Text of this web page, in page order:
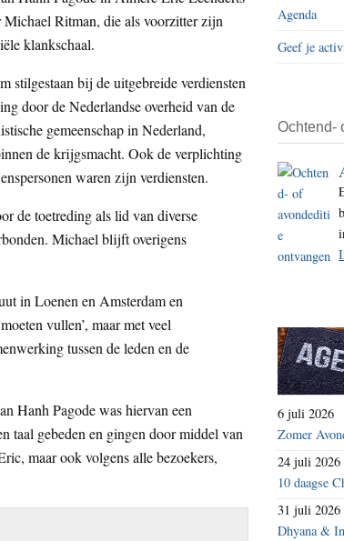
i
t
e
Ritman, die als voorzitter zijn
klankschaal.
bij de uitgebreide verdiensten
door de Nederlandse overheid van de
gemeenschap in Nederland,
de krijgsmacht. Ook de verplichting
waren zijn verdiensten.
de toetreding als lid van diverse
Michael blijft overigens
in Loenen en Amsterdam en
vullen’, maar met veel
tussen de leden en de
Hanh Pagode was hiervan een
taal gebeden en gingen door middel van
maar ook volgens alle bezoekers,
Agenda
Geef je
Ochtend-
6 juli 2026
Zomer
24 juli 2026
10 daagse
31 juli 2026
Dhyana &